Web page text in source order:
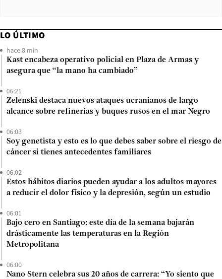
LO ÚLTIMO
hace 8 min
Kast encabeza operativo policial en Plaza de Armas y
asegura que “la mano ha cambiado”
06:21
Zelenski destaca nuevos ataques ucranianos de largo
alcance sobre refinerías y buques rusos en el mar Negro
06:03
Soy genetista y esto es lo que debes saber sobre el riesgo de
cáncer si tienes antecedentes familiares
06:02
Estos hábitos diarios pueden ayudar a los adultos mayores
a reducir el dolor físico y la depresión, según un estudio
06:01
Bajo cero en Santiago: este día de la semana bajarán
drásticamente las temperaturas en la Región
Metropolitana
06:00
Nano Stern celebra sus 20 años de carrera: “Yo siento que